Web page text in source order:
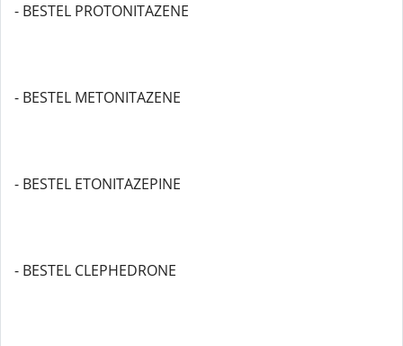
- BESTEL PROTONITAZENE
- BESTEL METONITAZENE
- BESTEL ETONITAZEPINE
- BESTEL CLEPHEDRONE